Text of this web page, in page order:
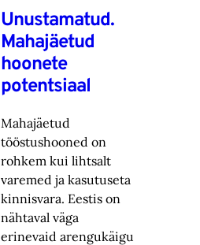
Unustamatud.
Mahajäetud
hoonete
potentsiaal
Mahajäetud
tööstushooned on
rohkem kui lihtsalt
varemed ja kasutuseta
kinnisvara. Eestis on
nähtaval väga
erinevaid arengukäigu